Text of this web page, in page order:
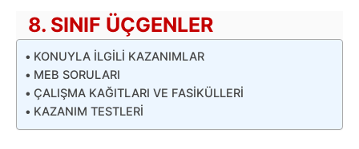
8. SINIF ÜÇGENLER
KONUYLA İLGİLİ KAZANIMLAR
MEB SORULARI
ÇALIŞMA KAĞITLARI VE FASİKÜLLERİ
KAZANIM TESTLERİ